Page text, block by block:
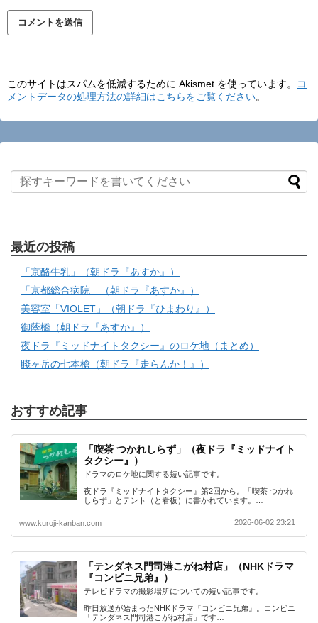
このサイトはスパムを低減するために Akismet を使っています。
コ
メントデータの処理方法の詳細はこちらをご覧ください。
最近の投稿
「京酪牛乳」（朝ドラ『あすか』）
「京都総合病院」（朝ドラ『あすか』）
美容室「VIOLET」（朝ドラ『ひまわり』）
御蔭橋（朝ドラ『あすか』）
夜ドラ『ミッドナイトタクシー』のロケ地（まとめ）
賤ヶ岳の七本槍（朝ドラ『走らんか！』）
おすすめ記事
「喫茶 つかれしらず」（夜ドラ『ミッドナイト
タクシー』）
ドラマのロケ地に関する短い記事です。
夜ドラ『ミッドナイトタクシー』第2回から。「喫茶 つかれ
しらず」とテント（と看板）に書かれています。…
www.kuroji-kanban.com 2026-06-02 23:21
「テンダネス門司港こがね村店」（NHKドラマ
『コンビニ兄弟』）
テレビドラマの撮影場所についての短い記事です。
昨日放送が始まったNHKドラマ『コンビニ兄弟』。コンビニ
「テンダネス門司港こがね村店」です…